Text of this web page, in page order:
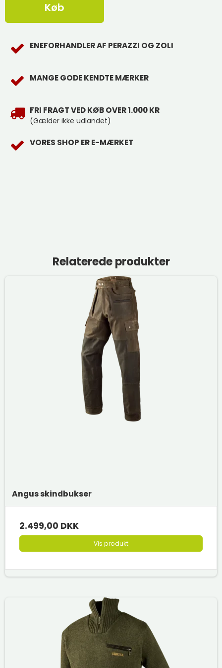
Køb
ENEFORHANDLER AF PERAZZI OG ZOLI
MANGE GODE KENDTE MÆRKER
FRI FRAGT VED KØB OVER 1.000 KR
(Gælder ikke udlandet)
VORES SHOP ER E-MÆRKET
Relaterede produkter
Angus skindbukser
2.499,00 DKK
Vis produkt